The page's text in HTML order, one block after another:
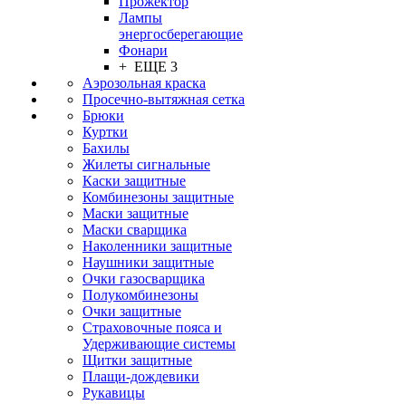
Лампы
энергосберегающие
Фонари
+ ЕЩЕ 3
Аэрозольная краска
Просечно-вытяжная сетка
Брюки
Куртки
Бахилы
Жилеты сигнальные
Каски защитные
Комбинезоны защитные
Маски защитные
Маски сварщика
Наколенники защитные
Наушники защитные
Очки газосварщика
Полукомбинезоны
Очки защитные
Страховочные пояса и
Удерживающие системы
Щитки защитные
Плащи-дождевики
Рукавицы